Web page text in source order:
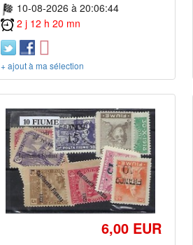
10-08-2026 à 20:06:44
2 j 12 h 20 mn
+ ajout à ma sélection
6,00 EUR